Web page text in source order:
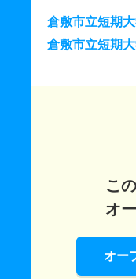
倉敷市立短期
倉敷市立短期
こ
オ
オー